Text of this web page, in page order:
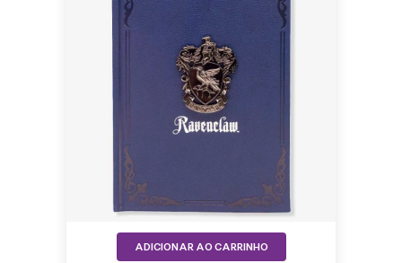
ADICIONAR AO CARRINHO